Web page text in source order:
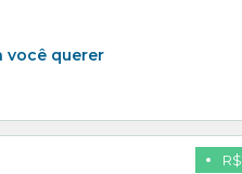
você querer